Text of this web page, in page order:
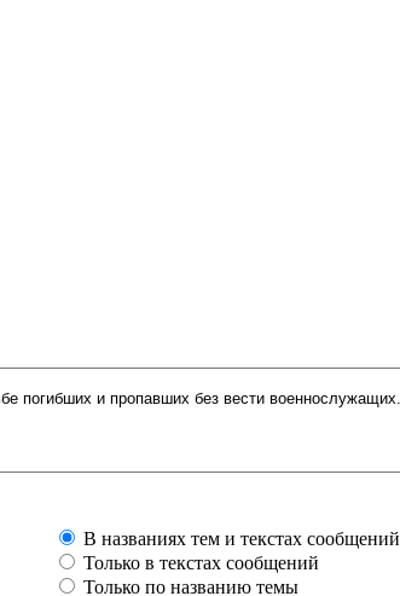
В названиях тем и текстах сообщений
Только в текстах сообщений
Только по названию темы